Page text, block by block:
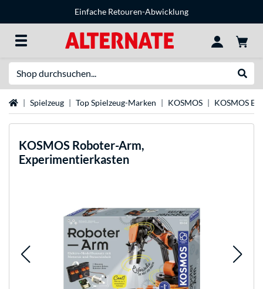
Einfache Retouren-Abwicklung
StartseiteSpielzeug Top Spielzeug-Marken KOSMOS KOSMOS
KOSMOS Roboter-Arm,
Experimentierkasten